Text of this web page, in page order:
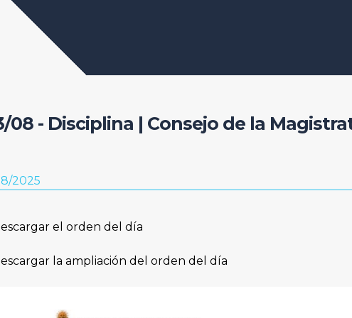
08 - Disciplina | Consejo de la
2025
el orden del día
la ampliación del orden del día